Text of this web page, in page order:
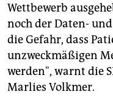
Wettbewerb
noch der Daten-
die Gefahr, dass
unzweckmäßigen
werden", warnt die
Marlies Volkmer.